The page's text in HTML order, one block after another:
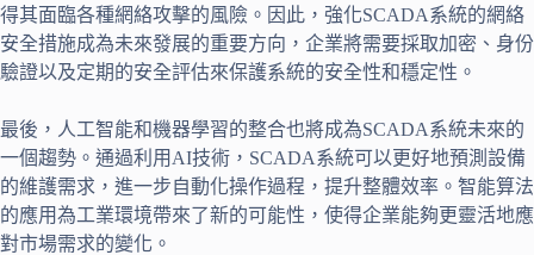
得其面臨各種網絡攻擊的風險。因此，強化SCADA系統的網絡
安全措施成為未來發展的重要方向，企業將需要採取加密、身份
驗證以及定期的安全評估來保護系統的安全性和穩定性。
最後，人工智能和機器學習的整合也將成為SCADA系統未來的
一個趨勢。通過利用AI技術，SCADA系統可以更好地預測設備
的維護需求，進一步自動化操作過程，提升整體效率。智能算法
的應用為工業環境帶來了新的可能性，使得企業能夠更靈活地應
對市場需求的變化。